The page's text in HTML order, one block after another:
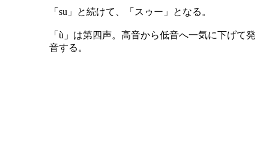
「su」と続けて、「スゥー」となる。
「ù」は第四声。高音から低音へ一気に下げて発
音する。